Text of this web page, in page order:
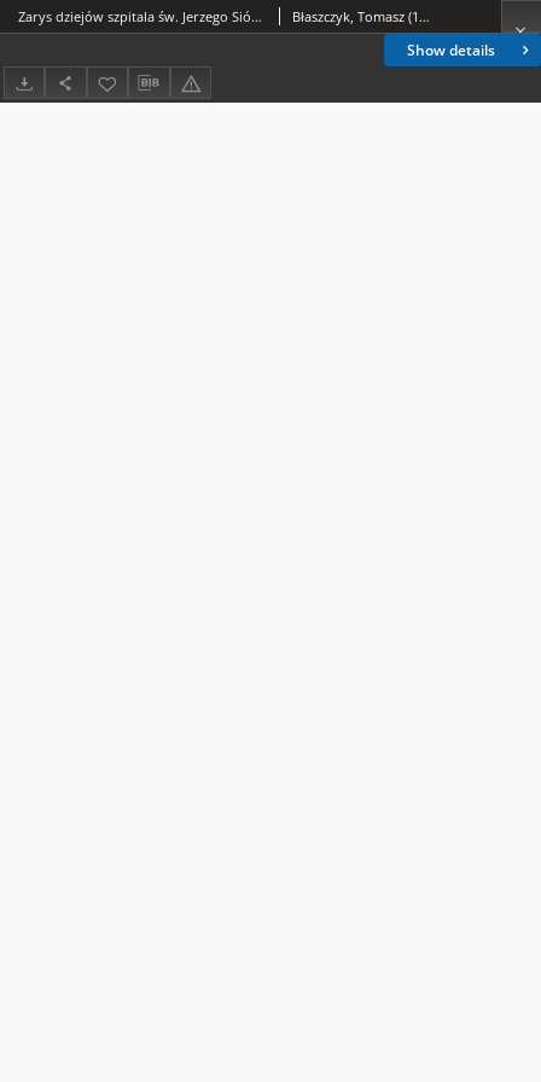
Show details
Zarys dziejów szpitala św. Jerzego Sióstr Boromeuszek we Wrocławiu Błaszczyk, Tomasz (1964- )